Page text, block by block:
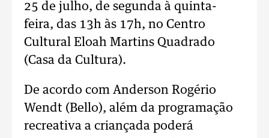
25 de julho, de segunda à quinta-
feira, das 13h às 17h, no Centro
Cultural Eloah Martins Quadrado
(Casa da Cultura).
De acordo com Anderson Rogério
Wendt (Bello), além da programação
recreativa a criançada poderá